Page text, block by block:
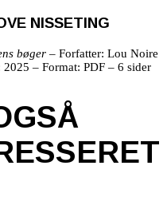
NISSETING
bøger – Forfatter: Lou Noire
– Format: PDF – 6 sider